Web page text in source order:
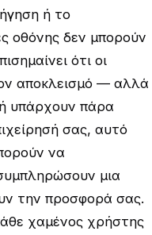
ή το
οθόνης δεν μπορούν
ότι οι
αποκλεισμό — αλλά
υπάρχουν πάρα
σας, αυτό
να
μια
την προσφορά σας.
χαμένος χρήστης